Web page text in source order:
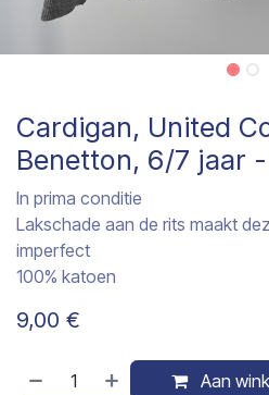
Cardigan, United
Benetton, 6/7 jaar -
In prima conditie
Lakschade aan de rits maakt
imperfect
100% katoen
9,00 €
Aan